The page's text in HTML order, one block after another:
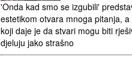
'Onda kad smo se izgubili'
estetikom otvara mnoga pitanja,
koji daje je da stvari mogu biti
djeluju jako strašno